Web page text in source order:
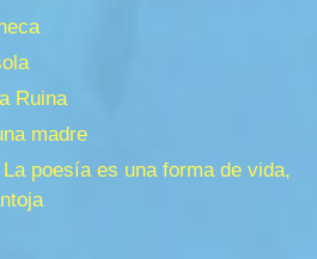
Ruina
madre
La poesía es una forma de vida,